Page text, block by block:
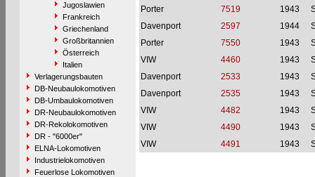
Jugoslawien
Frankreich
Griechenland
Großbritannien
Österreich
Italien
Verlagerungsbauten
DB-Neubaulokomotiven
DB-Umbaulokomotiven
DR-Neubaulokomotiven
DR-Rekolokomotiven
DR - "6000er"
ELNA-Lokomotiven
Industrielokomotiven
Feuerlose Lokomotiven
Porter
7519 1943
Davenport
2597 1944
Porter
7550 1943
VIW
4460 1943
Davenport
2533 1943
Davenport
2535 1943
VIW
4482 1943
VIW
4490 1943
VIW
4491 1943